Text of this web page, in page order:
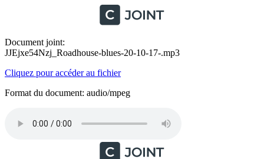
Document joint:
JJEjxe54Nzj_Roadhouse-blues-20-10-17-.mp3
Cliquez pour accéder au fichier
Format du document: audio/mpeg